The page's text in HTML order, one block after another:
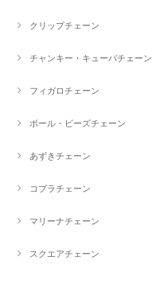
クリップチェーン
チャンキー・キューバチェーン
フィガロチェーン
ボール・ビーズチェーン
あずきチェーン
コプラチェーン
マリーナチェーン
スクエアチェーン